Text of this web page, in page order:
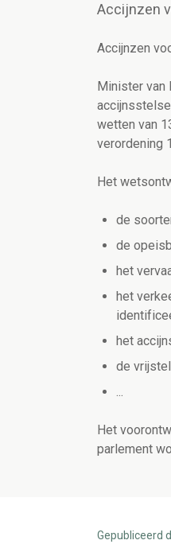
Accijnzen
Accijnzen
Minister van
wetten van
verordening
Het
de
de
het
het
het
de
...
Het
parlement
Gepubliceerd